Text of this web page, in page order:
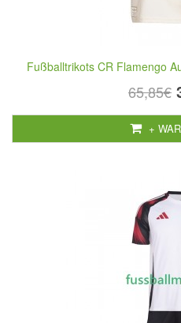
Fußballtrikots CR Flamengo
65,85€
+